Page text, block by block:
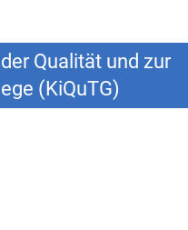
Qualität und zur
(KiQuTG)